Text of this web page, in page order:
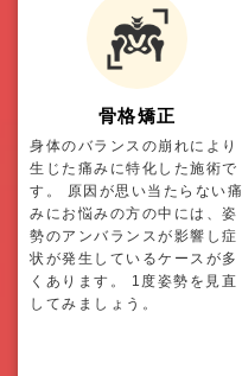
骨格矯正
身体のバランスの崩れにより
生じた痛みに特化した施術で
す。 原因が思い当たらない痛
みにお悩みの方の中には、姿
勢のアンバランスが影響し症
状が発生しているケースが多
くあります。 1度姿勢を見直
してみましょう。